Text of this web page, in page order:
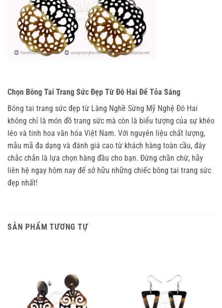
Chọn Bông Tai Trang Sức Đẹp Từ Đô Hai Để Tỏa Sáng
Bông tai trang sức đẹp từ Làng Nghề Sừng Mỹ Nghệ Đô Hai
không chỉ là món đồ trang sức mà còn là biểu tượng của sự khéo
léo và tinh hoa văn hóa Việt Nam. Với nguyên liệu chất lượng,
mẫu mã đa dạng và đánh giá cao từ khách hàng toàn cầu, đây
chắc chắn là lựa chọn hàng đầu cho bạn. Đừng chần chừ, hãy
liên hệ ngay hôm nay để sở hữu những chiếc bông tai trang sức
đẹp nhất!
SẢN PHẨM TƯƠNG TỰ